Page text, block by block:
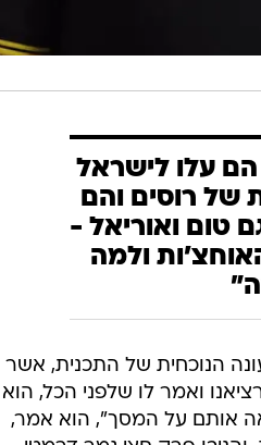
עלו לישראל
של רוסים והם
טום ואוריאל -
ולמה
הנוכחית של התכנית, אשר
ואמר לו שלפני הכל, הוא
אותם על המסך", הוא אמר,